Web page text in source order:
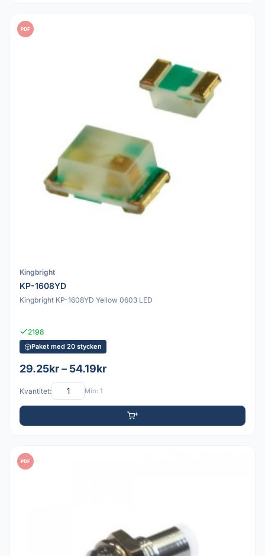
PDF
Kingbright
KP-1608YD
Kingbright KP-1608YD Yellow 0603 LED
2198
Paket med 20 stycken
29.25kr – 54.19kr
Kvantitet: Min: 1
PDF